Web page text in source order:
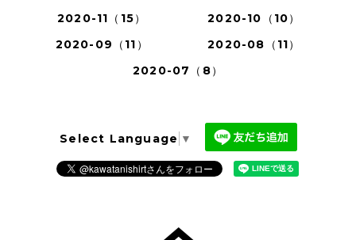
2020-11（15）
2020-10（10）
2020-09（11）
2020-08（11）
2020-07（8）
Select Language ▼